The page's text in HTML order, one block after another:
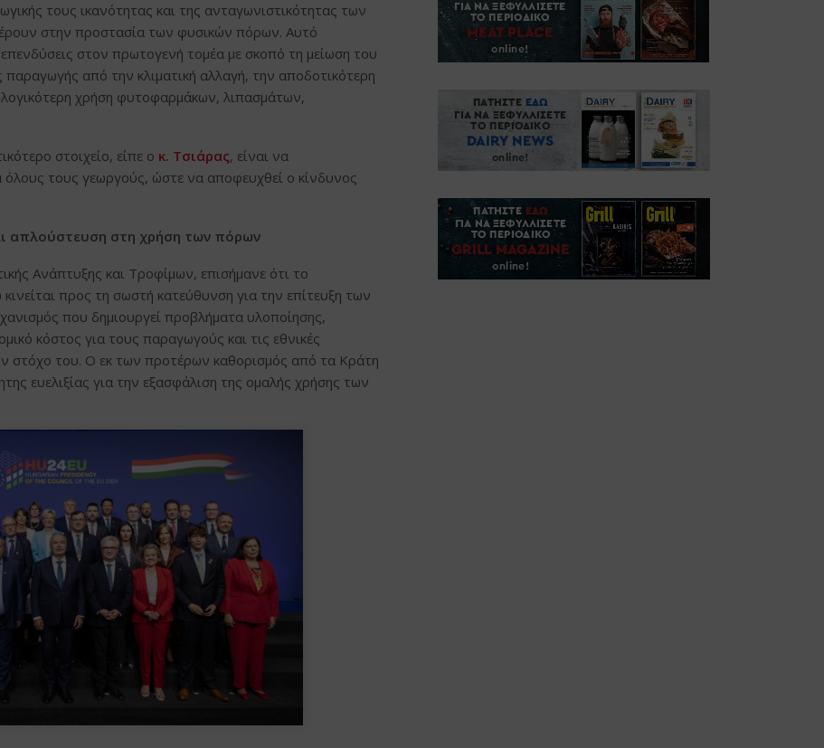
τους ικανότητας και της ανταγωνιστικότητας των
στην προστασία των φυσικών πόρων. Αυτό
επενδύσεις στον πρωτογενή τομέα με σκοπό τη μείωση του
από την κλιματική αλλαγή, την αποδοτικότερη
χρήση φυτοφαρμάκων, λιπασμάτων,
στοιχείο, είπε ο κ. Τσιάρας, είναι να
όλους τους γεωργούς, ώστε να αποφευχθεί ο κίνδυνος
απλούστευση στη χρήση των πόρων
Ανάπτυξης και Τροφίμων, επισήμανε ότι το
προς τη σωστή κατεύθυνση για την επίτευξη των
που δημιουργεί προβλήματα υλοποίησης,
κόστος για τους παραγωγούς και τις εθνικές
στόχο του. Ο εκ των προτέρων καθορισμός από τα Κράτη
ευελιξίας για την εξασφάλιση της ομαλής χρήσης των